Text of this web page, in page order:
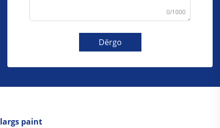
0/1000
Dërgo
largs paint